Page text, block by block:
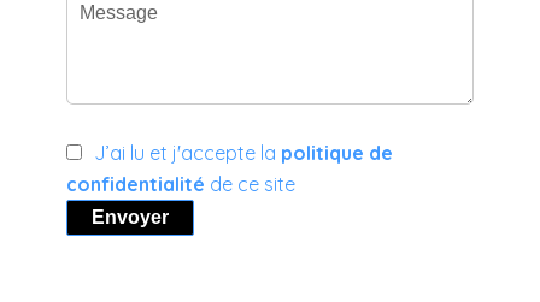
J’ai lu et j'accepte la politique de
confidentialité de ce site
Envoyer